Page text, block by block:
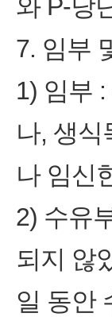
와 P-당
7. 임부
1) 임부
나, 생
나 임신
2) 수유
되지 않
일 동안